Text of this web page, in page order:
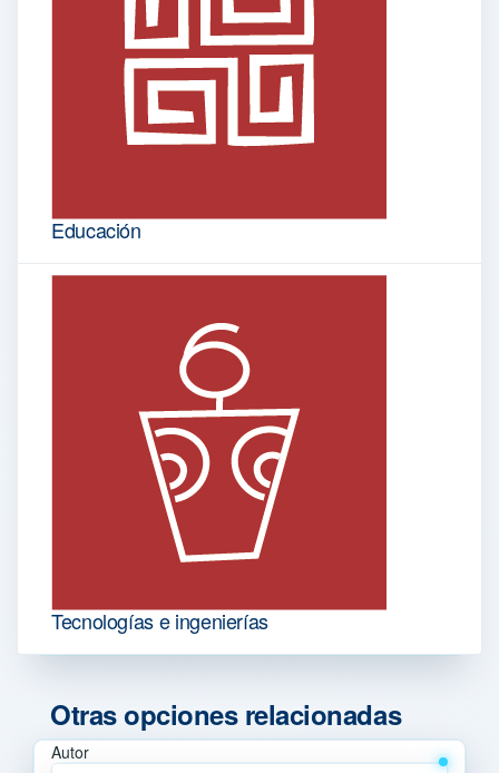
Educación
Tecnologías e ingenierías
Otras opciones relacionadas
Autor